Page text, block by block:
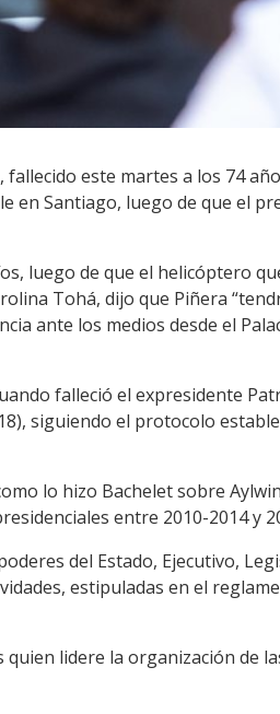
este martes a los 74
en Santiago, luego de que el
luego de que el helicóptero
Tohá, dijo que Piñera
ante los medios desde el
falleció el expresidente
siguiendo el protocolo
lo hizo Bachelet sobre
entre 2010-2014 y
del Estado, Ejecutivo,
estipuladas en el
quien lidere la organización de